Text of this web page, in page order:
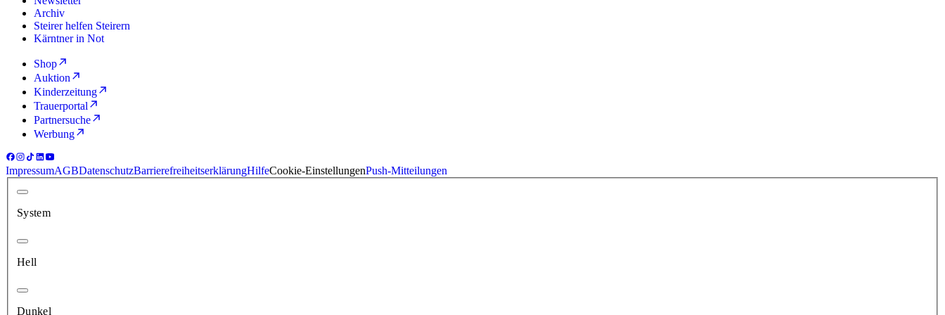
Archiv
Steirer helfen Steirern
Kärntner in Not
Shop
Auktion
Kinderzeitung
Trauerportal
Partnersuche
Werbung
ImpressumAGBDatenschutzBarrierefreiheitserklärungHilfeCookie-EinstellungenPush-Mitteilungen
System
Hell
Dunkel